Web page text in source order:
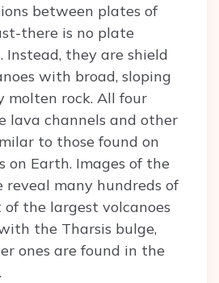
between plates of
there is no plate
Instead, they are shield
with broad, sloping
molten rock. All four
lava channels and other
to those found on
on Earth. Images of the
reveal many hundreds of
of the largest volcanoes
the Tharsis bulge,
ones are found in the